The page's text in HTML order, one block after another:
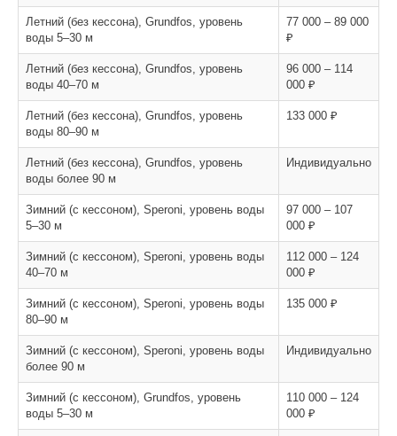
Летний (без кессона), Grundfos, уровень
воды 5–30 м
77 000 – 89 000
₽
Летний (без кессона), Grundfos, уровень
воды 40–70 м
96 000 – 114
000 ₽
Летний (без кессона), Grundfos, уровень
воды 80–90 м
133 000 ₽
Летний (без кессона), Grundfos, уровень
воды более 90 м
Индивидуально
Зимний (с кессоном), Speroni, уровень воды
5–30 м
97 000 – 107
000 ₽
Зимний (с кессоном), Speroni, уровень воды
40–70 м
112 000 – 124
000 ₽
Зимний (с кессоном), Speroni, уровень воды
80–90 м
135 000 ₽
Зимний (с кессоном), Speroni, уровень воды
более 90 м
Индивидуально
Зимний (с кессоном), Grundfos, уровень
воды 5–30 м
110 000 – 124
000 ₽